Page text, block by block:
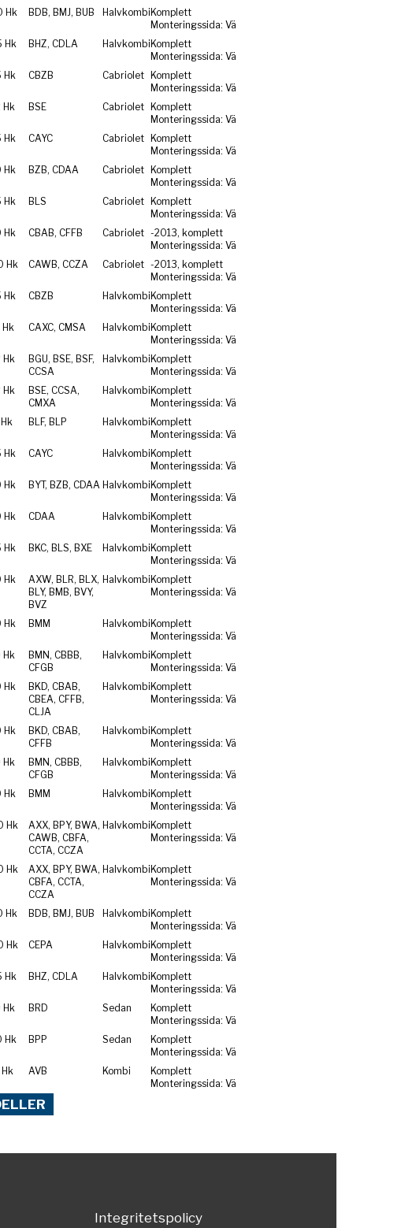
Hk BDB, BMJ, BUB Halvkombi Komplett
Monteringssida: Vä
Hk BHZ, CDLA Halvkombi Komplett
Monteringssida: Vä
Hk CBZB Cabriolet
Komplett
Monteringssida: Vä
Hk BSE Cabriolet
Komplett
Monteringssida: Vä
Hk CAYC Cabriolet
Komplett
Monteringssida: Vä
Hk BZB, CDAA Cabriolet
Komplett
Monteringssida: Vä
Hk BLS Cabriolet
Komplett
Monteringssida: Vä
Hk CBAB, CFFB Cabriolet -2013, komplett
Monteringssida: Vä
Hk CAWB, CCZA Cabriolet -2013, komplett
Monteringssida: Vä
Hk CBZB Halvkombi Komplett
Monteringssida: Vä
Hk CAXC, CMSA Halvkombi Komplett
Monteringssida: Vä
Hk
BGU, BSE, BSF,
CCSA
Halvkombi Komplett
Monteringssida: Vä
Hk
BSE, CCSA,
CMXA
Halvkombi Komplett
Monteringssida: Vä
BLF, BLP Halvkombi Komplett
Monteringssida: Vä
Hk CAYC Halvkombi Komplett
Monteringssida: Vä
Hk BYT, BZB, CDAA Halvkombi Komplett
Monteringssida: Vä
Hk CDAA Halvkombi Komplett
Monteringssida: Vä
Hk BKC, BLS, BXE Halvkombi Komplett
Monteringssida: Vä
Hk
AXW, BLR, BLX,
BLY, BMB, BVY,
BVZ
Halvkombi Komplett
Monteringssida: Vä
Hk BMM Halvkombi Komplett
Monteringssida: Vä
Hk
BMN, CBBB,
CFGB
Halvkombi Komplett
Monteringssida: Vä
Hk
BKD, CBAB,
CBEA, CFFB,
CLJA
Halvkombi Komplett
Monteringssida: Vä
Hk
BKD, CBAB,
CFFB
Halvkombi Komplett
Monteringssida: Vä
Hk
BMN, CBBB,
CFGB
Halvkombi Komplett
Monteringssida: Vä
Hk BMM Halvkombi Komplett
Monteringssida: Vä
Hk
AXX, BPY, BWA,
CAWB, CBFA,
CCTA, CCZA
Halvkombi Komplett
Monteringssida: Vä
Hk
AXX, BPY, BWA,
CBFA, CCTA,
CCZA
Halvkombi Komplett
Monteringssida: Vä
Hk BDB, BMJ, BUB Halvkombi Komplett
Monteringssida: Vä
Hk CEPA Halvkombi Komplett
Monteringssida: Vä
Hk BHZ, CDLA Halvkombi Komplett
Monteringssida: Vä
Hk BRD Sedan
Komplett
Monteringssida: Vä
Hk BPP Sedan
Komplett
Monteringssida: Vä
AVB Kombi
Komplett
Monteringssida: Vä
Integritetspolicy